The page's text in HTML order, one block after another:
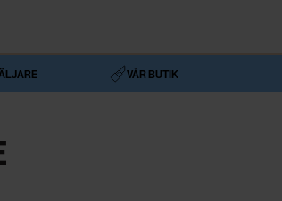
VÅR BUTIK